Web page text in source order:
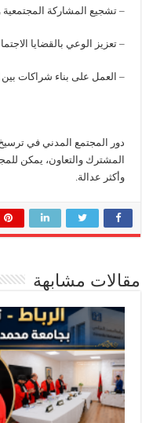
– تشجيع المشاركة
– تعزيز الوعي بالقضايا
– العمل على بناء شراكات
دور المجتمع المدني في
المشترك والتعاون، يمكن
وأكثر عدالة.
مقالات مشابهة